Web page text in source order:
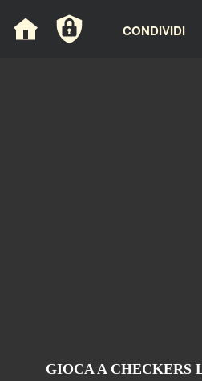
CONDIVIDI
GIOCA A CHECKERS